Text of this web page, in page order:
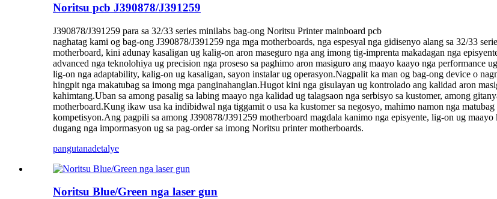
Noritsu pcb J390878/J391259
J390878/J391259 para sa 32/33 series minilabs bag-ong Noritsu Printer mainboard pcb
naghatag kami og bag-ong J390878/J391259 nga mga motherboards, nga espesyal nga gidisenyo alang sa 32/33
motherboard, kini adunay kasaligan ug kalig-on aron maseguro nga ang imong tig-imprenta makadagan nga
advanced nga teknolohiya ug precision nga proseso sa paghimo aron masiguro ang maayo kaayo nga performance
lig-on nga adaptability, kalig-on ug kasaligan, sayon ​​instalar ug operasyon.Nagpalit ka man og bag-ong device o
hingpit nga makatubag sa imong mga panginahanglan.Hugot kini nga gisulayan ug kontrolado ang kalidad aron
kahimtang.Uban sa among pasalig sa labing maayo nga kalidad ug talagsaon nga serbisyo sa kustomer, among
motherboard.Kung ikaw usa ka indibidwal nga tiggamit o usa ka kustomer sa negosyo, mahimo namon nga
kompetisyon.Ang pagpili sa among J390878/J391259 motherboard magdala kanimo nga episyente, lig-on ug
dugang nga impormasyon ug sa pag-order sa imong Noritsu printer motherboards.
pangutanadetalye
Noritsu Blue/Green nga laser gun